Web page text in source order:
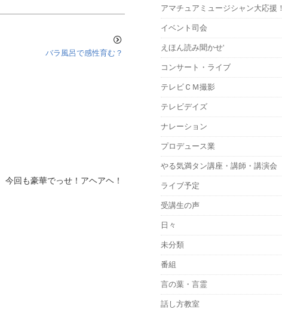
バラ風呂で感性育む？
今回も豪華でっせ！アヘアヘ！
アマチュアミュージシャン大応援！
イベント司会
えほん読み聞かせ'
コンサート・ライブ
テレビＣＭ撮影
テレビデイズ
ナレーション
プロデュース業
やる気満タン講座・講師・講演会
ライブ予定
受講生の声
日々
未分類
番組
言の葉・言霊
話し方教室